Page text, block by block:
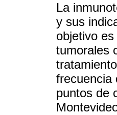
La
y sus
objetivo
tumorales
frecuencia
puntos de